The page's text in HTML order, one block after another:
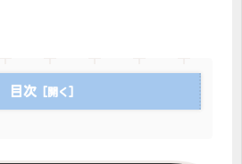
目次